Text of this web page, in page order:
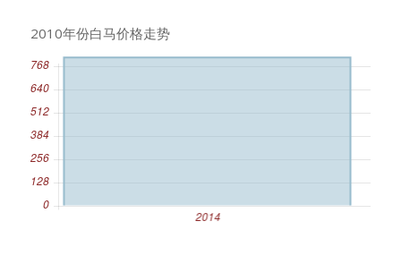
2010年份白马价格走势